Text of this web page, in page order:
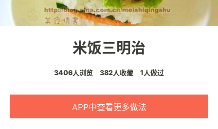
米饭三明治
3406人浏览 382人收藏 1人做过
APP中查看更多做法